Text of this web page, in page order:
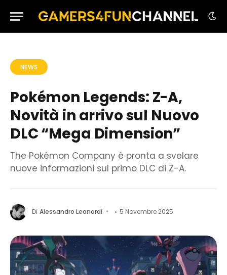
NEWS
Pokémon Legends: Z-A,
Novità in arrivo sul Nuovo
DLC “Mega Dimension”
The Pokémon Company è pronta a svelare
nuove informazioni sul primo DLC di Z-A.
Di Alessandro Leonardi 5 Novembre 2025